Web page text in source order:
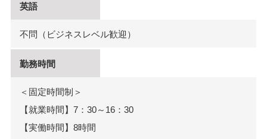
英語
不問（ビジネスレベル歓迎）
勤務時間
＜固定時間制＞
【就業時間】7：30～16：30
【実働時間】8時間